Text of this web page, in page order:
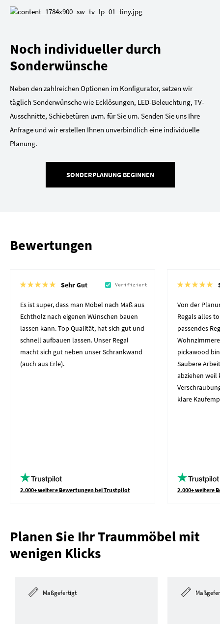
Noch individueller durch
Sonderwünsche
Neben den zahlreichen Optionen im Konfigurator, setzen wir
täglich Sonderwünsche wie Ecklösungen, LED-Beleuchtung, TV-
Ausschnitte, Schiebetüren uvm. für Sie um. Senden Sie uns Ihre
Anfrage und wir erstellen Ihnen unverbindlich eine individuelle
Planung.
SONDERPLANUNG BEGINNEN
Bewertungen
Sehr Gut Verifiziert
Es ist super, dass man Möbel nach Maß aus
Echtholz nach eigenen Wünschen bauen
lassen kann. Top Qualität, hat sich gut und
schnell aufbauen lassen. Unser Regal
macht sich gut neben unser Schrankwand
(auch aus Erle).
2.000+ weitere Bewertungen bei Trustpilot
Von der
Regals alles
passendes
pickawood
Saubere
abziehen weil
klare
2.000+ weitere
Planen Sie Ihr Traummöbel mit
wenigen Klicks
Maßgefertigt